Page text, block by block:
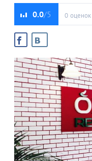
0.0 0 оценок